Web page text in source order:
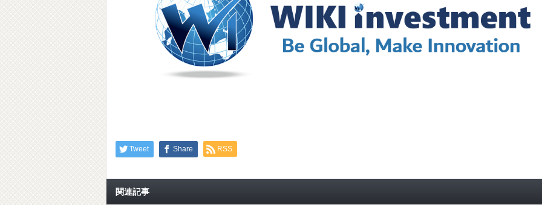
Tweet Share RSS
関連記事